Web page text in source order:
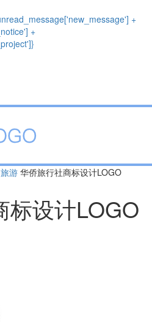
+
+
旅游 华侨旅行社商标设计LOGO
标设计LOGO